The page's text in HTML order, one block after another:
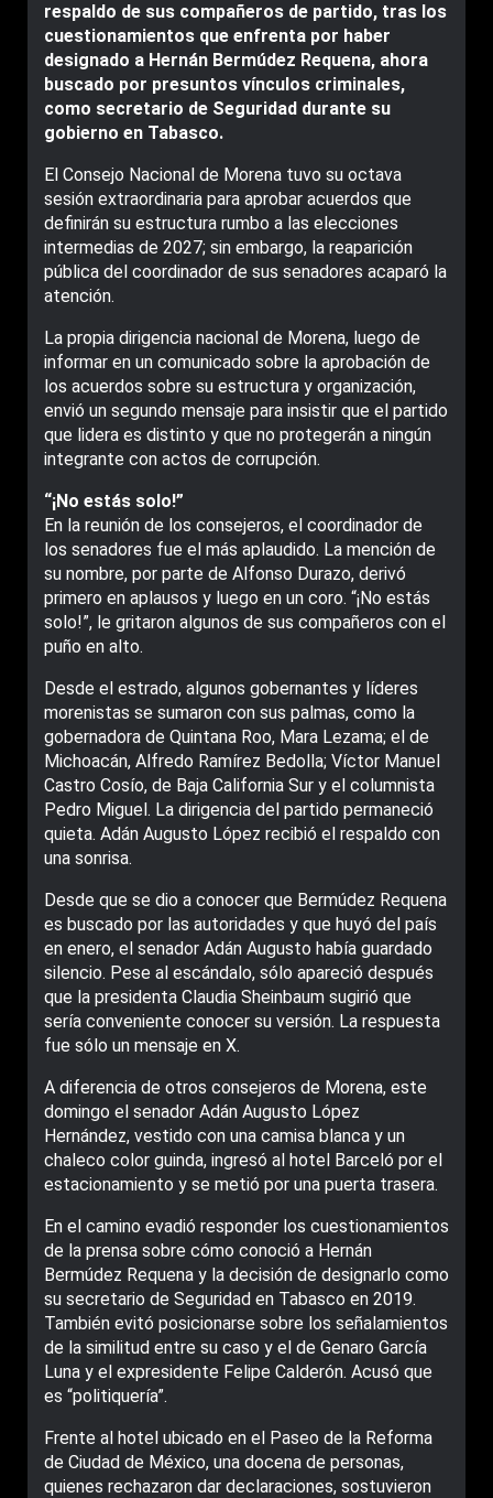
respaldo de sus compañeros de partido, tras los
cuestionamientos que enfrenta por haber
designado a Hernán Bermúdez Requena, ahora
buscado por presuntos vínculos criminales,
como secretario de Seguridad durante su
gobierno en Tabasco.
El Consejo Nacional de Morena tuvo su octava
sesión extraordinaria para aprobar acuerdos que
definirán su estructura rumbo a las elecciones
intermedias de 2027; sin embargo, la reaparición
pública del coordinador de sus senadores acaparó la
atención.
La propia dirigencia nacional de Morena, luego de
informar en un comunicado sobre la aprobación de
los acuerdos sobre su estructura y organización,
envió un segundo mensaje para insistir que el partido
que lidera es distinto y que no protegerán a ningún
integrante con actos de corrupción.
“¡No estás solo!”
En la reunión de los consejeros, el coordinador de
los senadores fue el más aplaudido. La mención de
su nombre, por parte de Alfonso Durazo, derivó
primero en aplausos y luego en un coro. “¡No estás
solo!”, le gritaron algunos de sus compañeros con el
puño en alto.
Desde el estrado, algunos gobernantes y líderes
morenistas se sumaron con sus palmas, como la
gobernadora de Quintana Roo, Mara Lezama; el de
Michoacán, Alfredo Ramírez Bedolla; Víctor Manuel
Castro Cosío, de Baja California Sur y el columnista
Pedro Miguel. La dirigencia del partido permaneció
quieta. Adán Augusto López recibió el respaldo con
una sonrisa.
Desde que se dio a conocer que Bermúdez Requena
es buscado por las autoridades y que huyó del país
en enero, el senador Adán Augusto había guardado
silencio. Pese al escándalo, sólo apareció después
que la presidenta Claudia Sheinbaum sugirió que
sería conveniente conocer su versión. La respuesta
fue sólo un mensaje en X.
A diferencia de otros consejeros de Morena, este
domingo el senador Adán Augusto López
Hernández, vestido con una camisa blanca y un
chaleco color guinda, ingresó al hotel Barceló por el
estacionamiento y se metió por una puerta trasera.
En el camino evadió responder los cuestionamientos
de la prensa sobre cómo conoció a Hernán
Bermúdez Requena y la decisión de designarlo como
su secretario de Seguridad en Tabasco en 2019.
También evitó posicionarse sobre los señalamientos
de la similitud entre su caso y el de Genaro García
Luna y el expresidente Felipe Calderón. Acusó que
es “politiquería”.
Frente al hotel ubicado en el Paseo de la Reforma
de Ciudad de México, una docena de personas,
quienes rechazaron dar declaraciones, sostuvieron